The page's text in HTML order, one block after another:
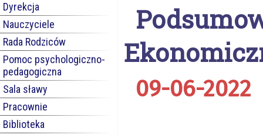
Dyrekcja
Nauczyciele
Rada Rodziców
Pomoc psychologiczno-
pedagogiczna
Sala sławy
Pracownie
Biblioteka
09-06-2022